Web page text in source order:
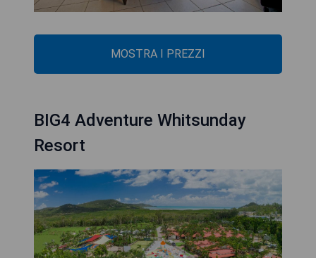
MOSTRA I PREZZI
BIG4 Adventure Whitsunday
Resort